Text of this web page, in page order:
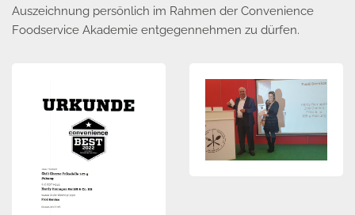
Auszeichnung persönlich im Rahmen der Convenience
Foodservice Akademie entgegennehmen zu dürfen.